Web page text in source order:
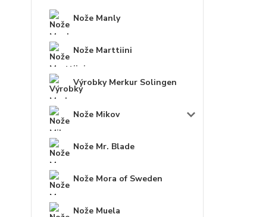
Nože Manly
Nože Marttiini
Výrobky Merkur Solingen
Nože Mikov
Nože Mr. Blade
Nože Mora of Sweden
Nože Muela